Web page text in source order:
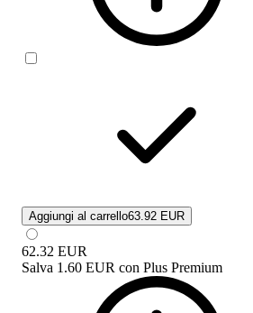
Aggiungi al carrello63.92 EUR
62.32 EUR
Salva 1.60 EUR con Plus Premium